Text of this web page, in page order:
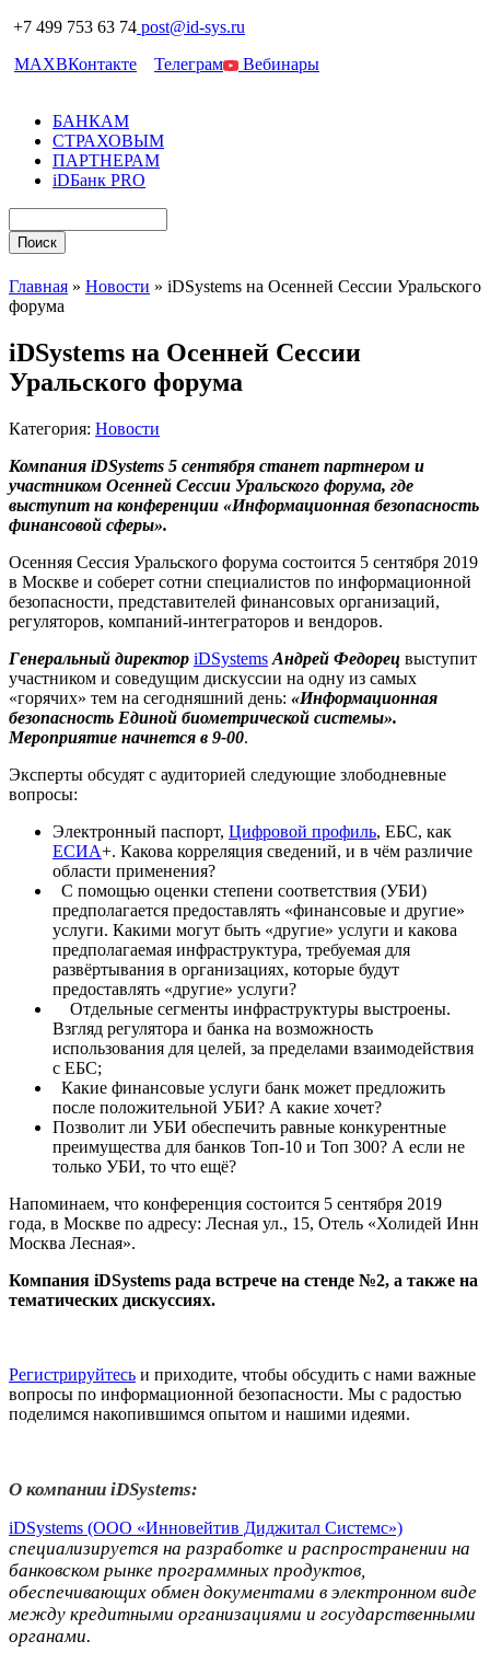
+7 499 753 63 74 post@id-sys.ru
MAXВКонтакте Телеграм Вебинары
БАНКАМ
СТРАХОВЫМ
ПАРТНЕРАМ
iDБанк PRO
Главная » Новости » iDSystems на Осенней Сессии Уральского
форума
iDSystems на Осенней Сессии
Уральского форума
Категория: Новости
Компания iDSystems 5 сентября станет партнером и
участником Осенней Сессии Уральского форума, где
выступит на конференции «Информационная безопасность
финансовой сферы».
Осенняя Сессия Уральского форума состоится 5 сентября 2019
в Москве и соберет сотни специалистов по информационной
безопасности, представителей финансовых организаций,
регуляторов, компаний-интеграторов и вендоров.
Генеральный директор iDSystems Андрей Федорец выступит
участником и соведущим дискуссии на одну из самых
«горячих» тем на сегодняшний день: «Информационная
безопасность Единой биометрической системы».
Мероприятие начнется в 9-00.
Эксперты обсудят с аудиторией следующие злободневные
вопросы:
Электронный паспорт, Цифровой профиль, ЕБС, как
ЕСИА+. Какова корреляция сведений, и в чём различие
области применения?
С помощью оценки степени соответствия (УБИ)
предполагается предоставлять «финансовые и другие»
услуги. Какими могут быть «другие» услуги и какова
предполагаемая инфраструктура, требуемая для
развёртывания в организациях, которые будут
предоставлять «другие» услуги?
Отдельные сегменты инфраструктуры выстроены.
Взгляд регулятора и банка на возможность
использования для целей, за пределами взаимодействия
с ЕБС;
Какие финансовые услуги банк может предложить
после положительной УБИ? А какие хочет?
Позволит ли УБИ обеспечить равные конкурентные
преимущества для банков Топ-10 и Топ 300? А если не
только УБИ, то что ещё?
Напоминаем, что конференция состоится 5 сентября 2019
года, в Москве по адресу: Лесная ул., 15, Отель «Холидей Инн
Москва Лесная».
Компания iDSystems рада встрече на стенде №2, а также на
тематических дискуссиях.
Регистрируйтесь и приходите, чтобы обсудить с нами важные
вопросы по информационной безопасности. Мы с радостью
поделимся накопившимся опытом и нашими идеями.
О компании iDSystems:
iDSystems (ООО «Инновейтив Диджитал Системс»)
специализируется на разработке и распространении на
банковском рынке программных продуктов,
обеспечивающих обмен документами в электронном виде
между кредитными организациями и государственными
органами.